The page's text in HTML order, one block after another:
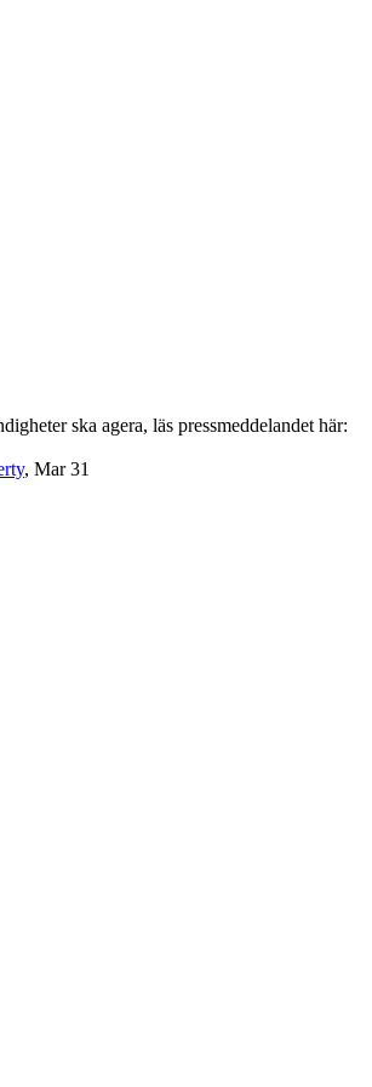
ska agera, läs pressmeddelandet här:
, Mar 31